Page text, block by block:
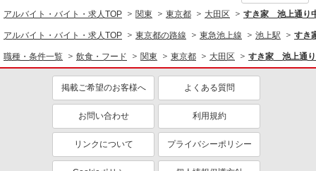
まかない・食事補助
社員登用あり
アルバイト・バイト・求人TOP 関東 東京都 大田区 すき家 池上通り
アルバイト・バイト・求人TOP 東京都の路線 東急池上線 池上駅 すき
職種・条件一覧 飲食・フード 関東 東京都 大田区 すき家 池上通り
掲載ご希望のお客様へ よくある質問
お問い合わせ 利用規約
リンクについて プライバシーポリシー